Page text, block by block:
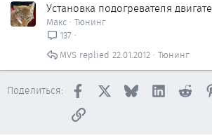
Установка подогревателя
Макс Тюнинг
137
Тюнинг
22.01.2012
MVS
Поделиться: Facebook BlueskyLinkedIn
Ссылка